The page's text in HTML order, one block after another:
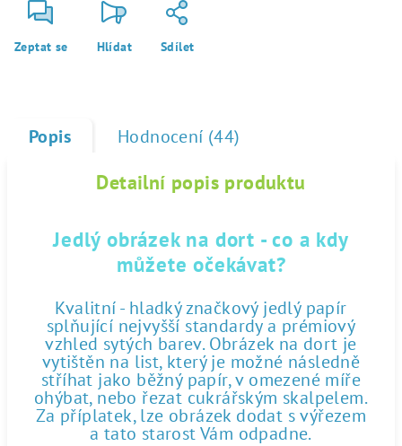
Zeptat se Hlídat Sdílet
Popis Hodnocení (44)
Detailní popis produktu
Jedlý obrázek na dort - co a kdy
můžete očekávat?
Kvalitní - hladký značkový jedlý papír
splňující nejvyšší standardy a prémiový
vzhled sytých barev. Obrázek na dort je
vytištěn na list, který je možné následně
stříhat jako běžný papír, v omezené míře
ohýbat, nebo řezat cukrářským skalpelem.
Za příplatek, lze obrázek dodat s výřezem
a tato starost Vám odpadne.